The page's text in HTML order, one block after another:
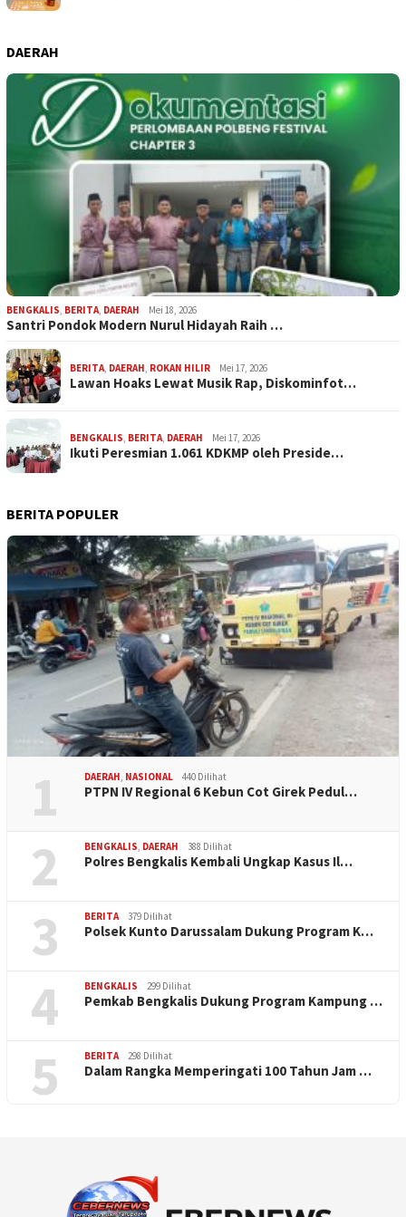
DAERAH
BENGKALIS BERITA DAERAH Mei 18, 2026
Santri Pondok Modern Nurul Hidayah Raih …
BERITA DAERAH ROKAN HILIR Mei 17, 2026
Lawan Hoaks Lewat Musik Rap, Diskominfot…
BENGKALIS BERITA DAERAH Mei 17, 2026
Ikuti Peresmian 1.061 KDKMP oleh Preside…
BERITA POPULER
1 DAERAH, NASIONAL 440 Dilihat
PTPN IV Regional 6 Kebun Cot Girek Pedul…
2 BENGKALIS, DAERAH 388 Dilihat
Polres Bengkalis Kembali Ungkap Kasus Il…
3 BERITA 379 Dilihat
Polsek Kunto Darussalam Dukung Program K…
4 BENGKALIS 299 Dilihat
Pemkab Bengkalis Dukung Program Kampung …
5 BERITA 298 Dilihat
Dalam Rangka Memperingati 100 Tahun Jam …